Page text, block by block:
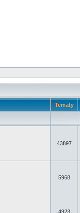
Tematy
43897
5968
4923